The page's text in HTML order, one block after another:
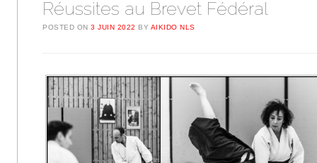
Réussites au Brevet Fédéral
POSTED ON3 JUIN 2022 BY AIKIDO NLS